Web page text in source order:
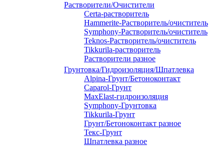
Растворители/Очистители
Certa-растворитель
Hammerite-Растворитель/очиститель
Symphony-Растворитель/очиститель
Teknos-Растворитель/очиститель
Tikkurila-растворитель
Растворители разное
Грунтовка/Гидроизоляция/Шпатлевка
Alpina-Грунт/Бетоноконтакт
Caparol-Грунт
MaxElast-гидроизоляция
Symphony-Грунтовка
Tikkurila-Грунт
Грунт/Бетоноконтакт разное
Текс-Грунт
Шпатлевка разное